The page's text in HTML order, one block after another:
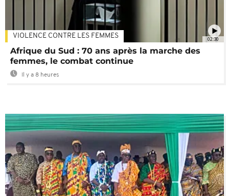
02:30
VIOLENCE CONTRE LES FEMMES
Afrique du Sud : 70 ans après la marche des
femmes, le combat continue
Il y a 8 heures